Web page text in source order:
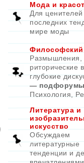
Мода и
Для ценителей
последних
мире моды
Философский
Размышления,
риторические
глубокие
—
Психология
Литература и
искусство
Обсуждаем
литературные
тенденции и